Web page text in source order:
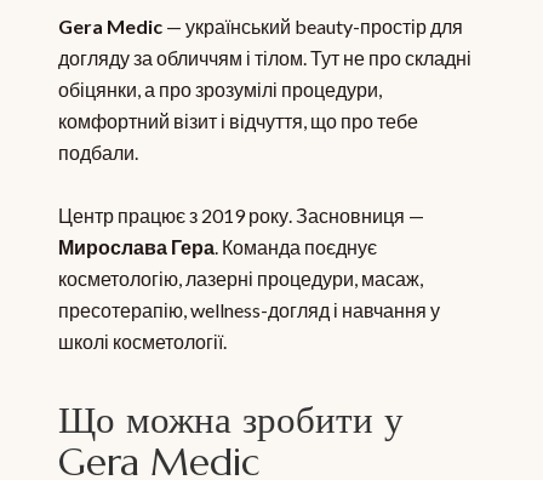
Gera Medic — український beauty-простір для
догляду за обличчям і тілом. Тут не про складні
обіцянки, а про зрозумілі процедури,
комфортний візит і відчуття, що про тебе
подбали.
Центр працює з 2019 року. Засновниця —
Мирослава Гера. Команда поєднує
косметологію, лазерні процедури, масаж,
пресотерапію, wellness-догляд і навчання у
школі косметології.
Що можна зробити у
Gera Medic